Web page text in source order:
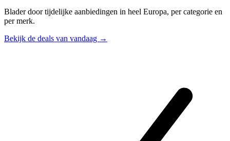
Blader door tijdelijke aanbiedingen in heel Europa, per categorie en
per merk.
Bekijk de deals van vandaag →